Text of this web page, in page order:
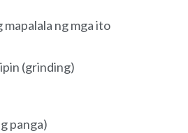
ng mga ito
(grinding)
panga)